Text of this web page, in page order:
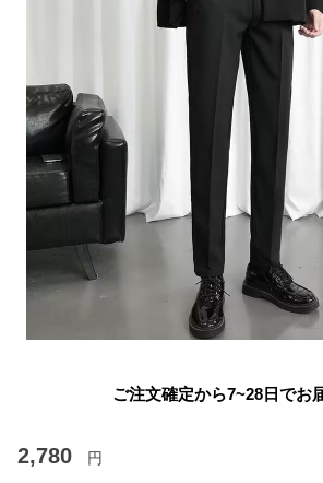
ご注文確定から7~28日でお
2,780 円